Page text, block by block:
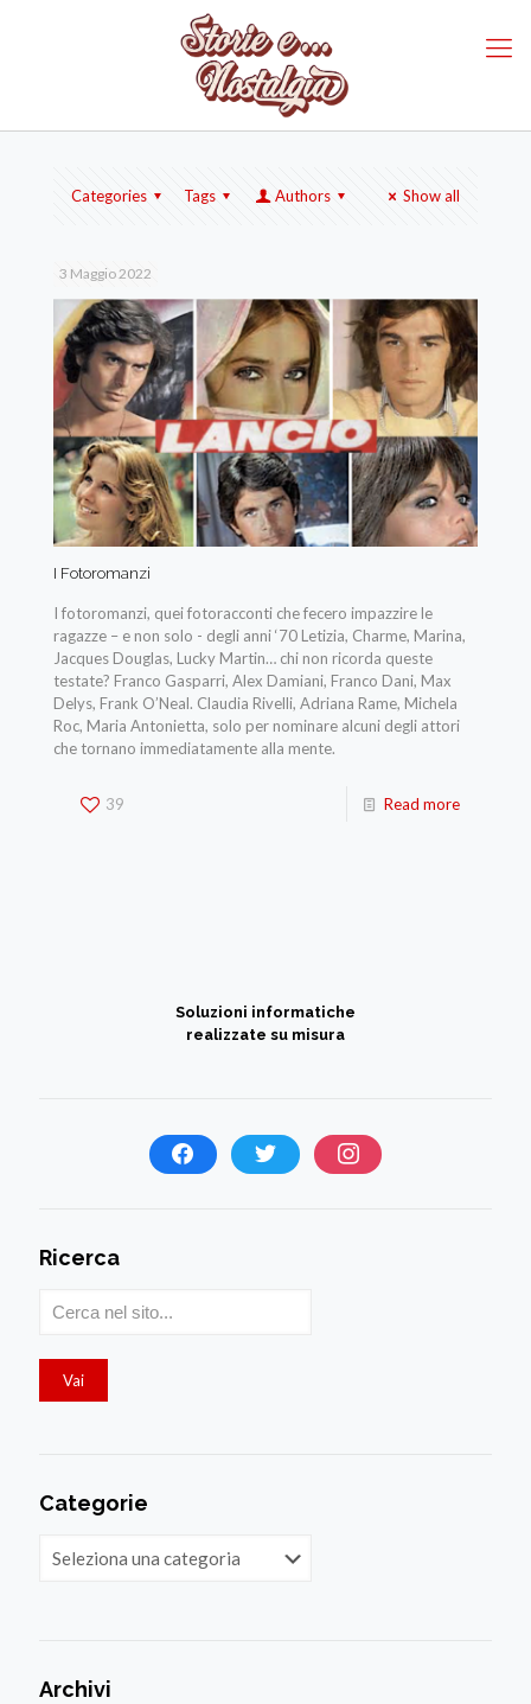
Categories Tags Authors Show all
3 Maggio 2022
I Fotoromanzi
I fotoromanzi, quei fotoracconti che fecero impazzire le
ragazze – e non solo - degli anni ‘70 Letizia, Charme, Marina,
Jacques Douglas, Lucky Martin… chi non ricorda queste
testate? Franco Gasparri, Alex Damiani, Franco Dani, Max
Delys, Frank O’Neal. Claudia Rivelli, Adriana Rame, Michela
Roc, Maria Antonietta, solo per nominare alcuni degli attori
che tornano immediatamente alla mente.
39 Read more
Soluzioni informatiche
realizzate su misura
Ricerca
Categorie
Archivi